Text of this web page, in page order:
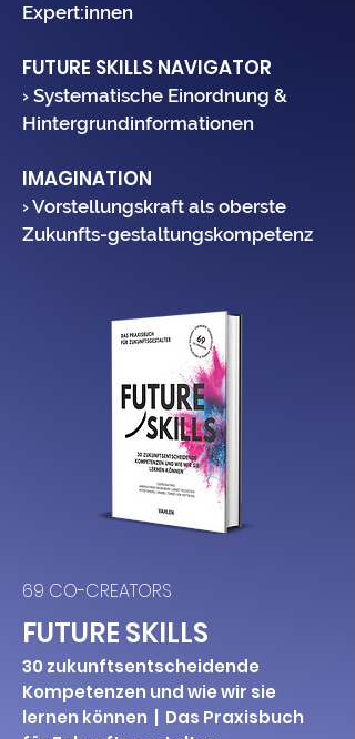
Expert:innen
FUTURE SKILLS NAVIGATOR
› Systematische Einordnung &
Hintergrundinformationen
IMAGINATION
› Vorstellungskraft als oberste
Zukunfts-gestaltungskompetenz
69 CO-CREATORS
FUTURE SKILLS
30 zukunftsentscheidende
Kompetenzen und wie wir sie
lernen können | Das Praxisbuch